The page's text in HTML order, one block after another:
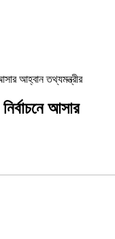
আহ্বান তথ্যমন্ত্রীর
আসার